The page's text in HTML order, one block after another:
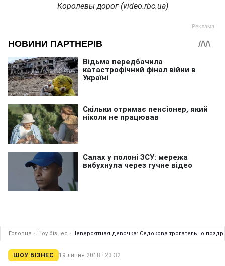
Королевы дорог (video.rbc.ua)
Головна › Шоу бізнес › Невероятная девочка: Седокова трогательно
ШОУ БІЗНЕС 19 липня 2018 · 23:32